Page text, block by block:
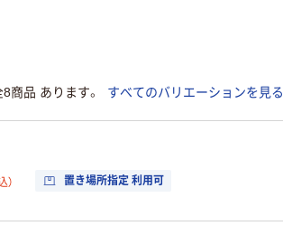
8商品 あります。
すべてのバリエーションを見る
） 置き場所指定 利用可